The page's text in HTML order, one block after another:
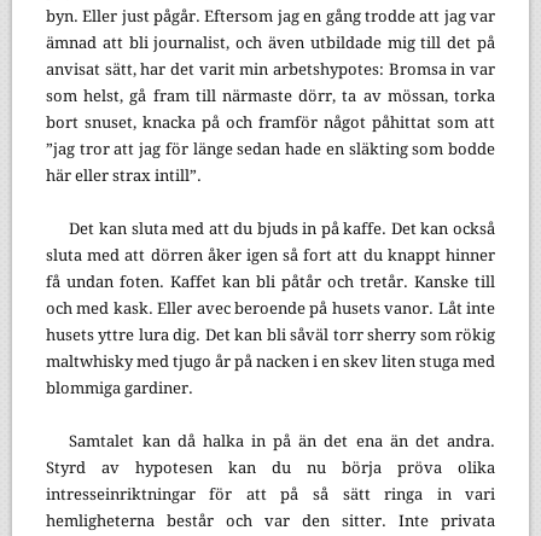
byn. Eller just pågår. Eftersom jag en gång trodde att jag var
ämnad att bli journalist, och även utbildade mig till det på
anvisat sätt, har det varit min arbetshypotes: Bromsa in var
som helst, gå fram till närmaste dörr, ta av mössan, torka
bort snuset, knacka på och framför något påhittat som att
”jag tror att jag för länge sedan hade en släkting som bodde
här eller strax intill”.
Det kan sluta med att du bjuds in på kaffe. Det kan också
sluta med att dörren åker igen så fort att du knappt hinner
få undan foten. Kaffet kan bli påtår och tretår. Kanske till
och med kask. Eller avec beroende på husets vanor. Låt inte
husets yttre lura dig. Det kan bli såväl torr sherry som rökig
maltwhisky med tjugo år på nacken i en skev liten stuga med
blommiga gardiner.
Samtalet kan då halka in på än det ena än det andra.
Styrd av hypotesen kan du nu börja pröva olika
intresseinriktningar för att på så sätt ringa in vari
hemligheterna består och var den sitter. Inte privata